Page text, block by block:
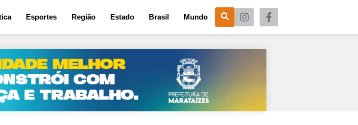
Esportes Região Estado Brasil Mundo